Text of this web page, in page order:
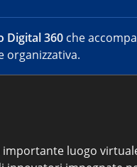
Digital 360 che
organizzativa.
importante luogo